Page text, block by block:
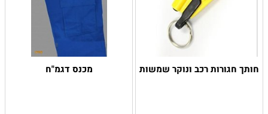
חותך חגורות רכב ונוקר שמשות מכנס דגמ"ח